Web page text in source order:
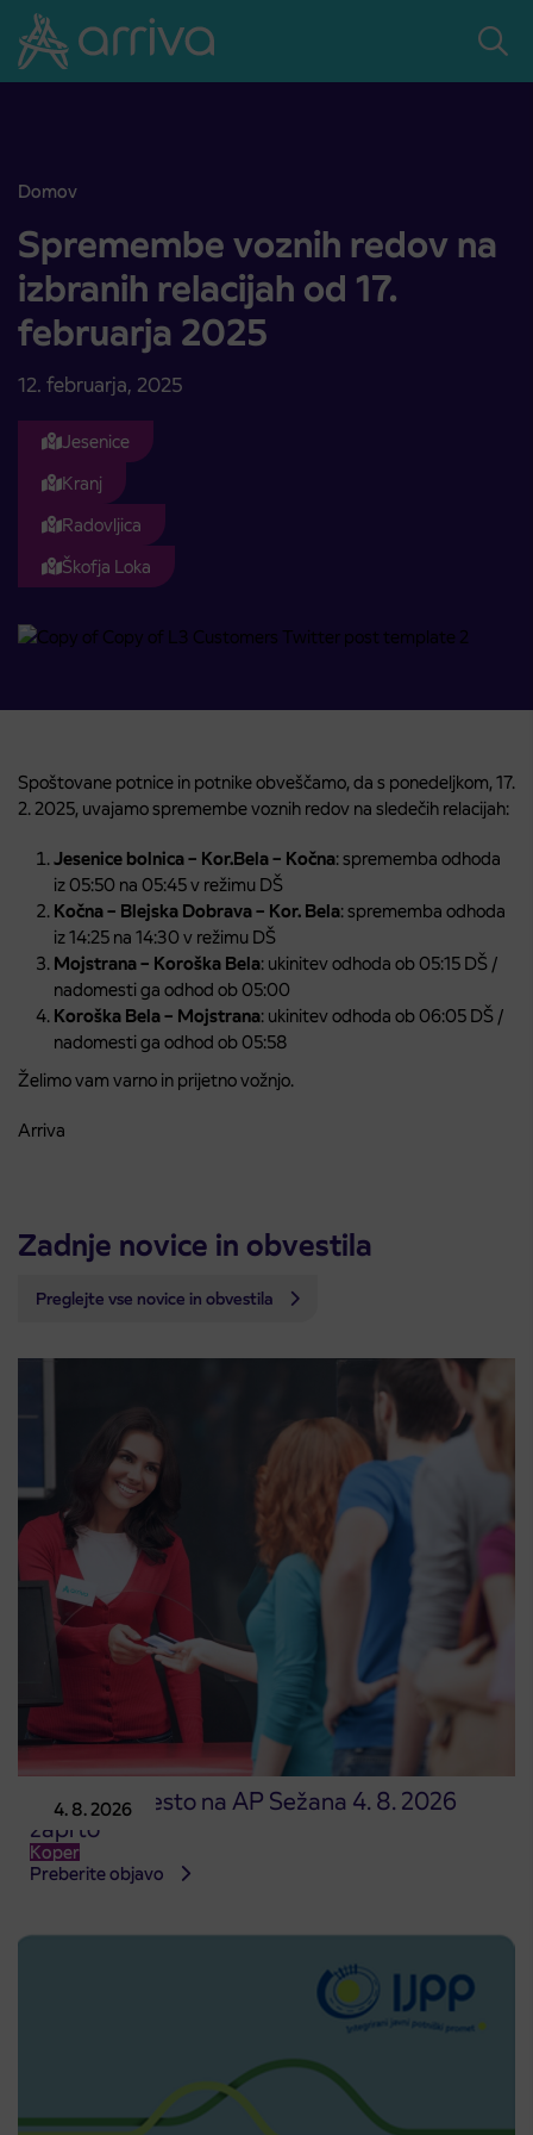
Skoči na vsebino
Domov
Spremembe voznih redov na izbranih relacijah od 17. februarja
Spremembe voznih redov na
izbranih relacijah od 17.
februarja 2025
12. februarja, 2025
Jesenice
Kranj
Radovljica
Škofja Loka
Spoštovane potnice in potnike obveščamo, da s ponedeljkom, 17.
2. 2025, uvajamo spremembe voznih redov na sledečih relacijah:
Jesenice bolnica – Kor.Bela – Kočna:sprememba odhoda
iz 05:50 na 05:45 v režimu DŠ
Kočna – Blejska Dobrava – Kor. Bela:sprememba odhoda
iz 14:25 na 14:30 v režimu DŠ
Mojstrana – Koroška Bela: ukinitev odhoda ob 05:15 DŠ /
nadomesti ga odhod ob 05:00
Koroška Bela – Mojstrana: ukinitev odhoda ob 06:05 DŠ /
nadomesti ga odhod ob 05:58
Želimo vam varno in prijetno vožnjo.
Arriva
Zadnje novice in obvestila
Preglejte vse novice in obvestila
4. 8. 2026
Prodajno mesto na AP Sežana 4. 8. 2026
zaprto
Koper
Preberite objavo